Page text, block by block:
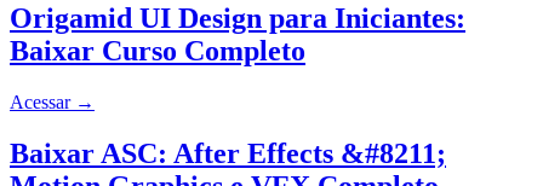
Origamid UI Design para Iniciantes:
Baixar Curso Completo
Acessar →
Baixar ASC: After Effects &#8211;